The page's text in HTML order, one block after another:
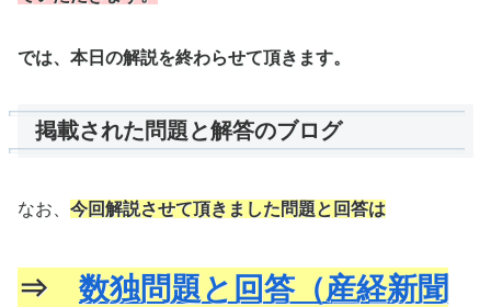
では、本日の解説を終わらせて頂きます。
掲載された問題と解答のブログ
なお、 今回解説させて頂きました問題と回答は
⇒ 数独問題と回答（産経新聞